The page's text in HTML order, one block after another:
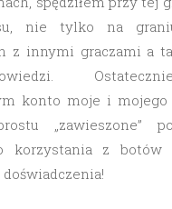
nie tylko na
z innymi graczami a
konto moje i mojego
„zawieszone”
korzystania z botów